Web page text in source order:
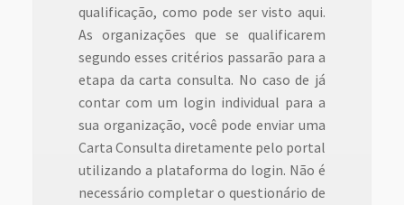
qualificação, como pode ser visto aqui.
As organizações que se qualificarem
segundo esses critérios passarão para a
etapa da carta consulta. No caso de já
contar com um login individual para a
sua organização, você pode enviar uma
Carta Consulta diretamente pelo portal
utilizando a plataforma do login. Não é
necessário completar o questionário de